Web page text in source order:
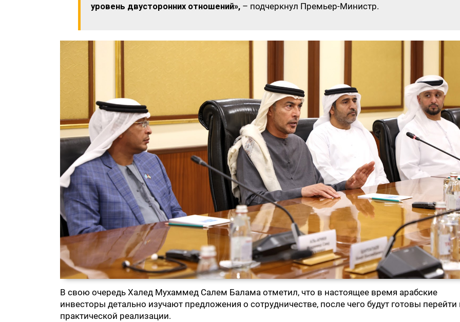
уровень двусторонних отношений», – подчеркнул Премьер-Министр.
В свою очередь Халед Мухаммед Салем Балама отметил, что в настоящее время арабские
инвесторы детально изучают предложения о сотрудничестве, после чего будут готовы перейти
практической реализации.